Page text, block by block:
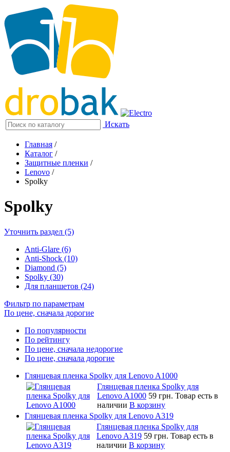
Искать
Главная /
Каталог /
Защитные пленки /
Lenovo /
Spolky
Spolky
Уточнить раздел (5)
Anti-Glare (6)
Anti-Shock (10)
Diamond (5)
Spolky (30)
Для планшетов (24)
Фильтр по параметрам
По цене, сначала дорогие
По популярности
По рейтингу
По цене, сначала недорогие
По цене, сначала дорогие
Глянцевая пленка Spolky для Lenovo A1000
Глянцевая пленка Spolky для
Lenovo A1000 59 грн. Товар есть в
наличии В корзину
Глянцевая пленка Spolky для Lenovo A319
Глянцевая пленка Spolky для
Lenovo A319 59 грн. Товар есть в
наличии В корзину